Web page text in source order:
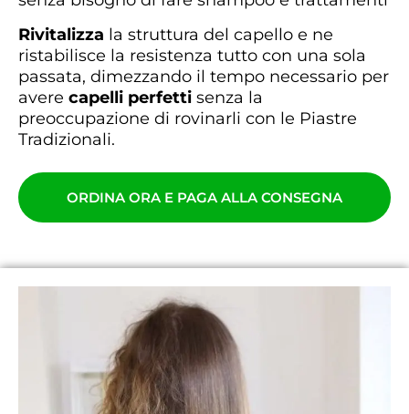
Rivitalizza la struttura del capello e ne
ristabilisce la resistenza tutto con una sola
passata, dimezzando il tempo necessario per
avere capelli perfetti senza la
preoccupazione di rovinarli con le Piastre
Tradizionali.
ORDINA ORA E PAGA ALLA CONSEGNA